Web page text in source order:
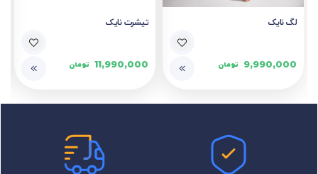
لگ نایک
9,990,000 تومان
تیشرت نایک
11,990,000 تومان